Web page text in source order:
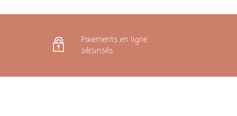
Paiements en ligne
sécurisés